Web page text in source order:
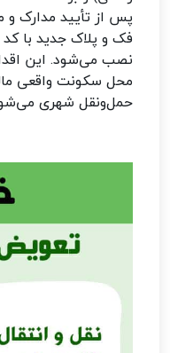
پس از تأیید مدارک
فک و پلاک جدید با
نصب می‌شود. این
محل سکونت واقعی
حمل‌ونقل شهری